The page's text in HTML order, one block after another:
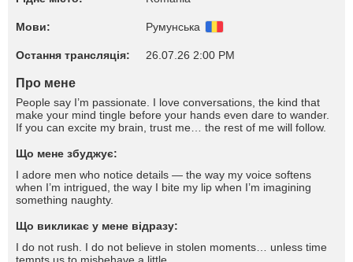
Мови: Румунська
Остання трансляція: 26.07.26 2:00 PM
Про мене
People say I’m passionate. I love conversations, the kind that
make your mind tingle before your hands even dare to wander.
If you can excite my brain, trust me… the rest of me will follow.
Що мене збуджує:
I adore men who notice details — the way my voice softens
when I’m intrigued, the way I bite my lip when I’m imagining
something naughty.
Що викликає у мене відразу:
I do not rush. I do not believe in stolen moments… unless time